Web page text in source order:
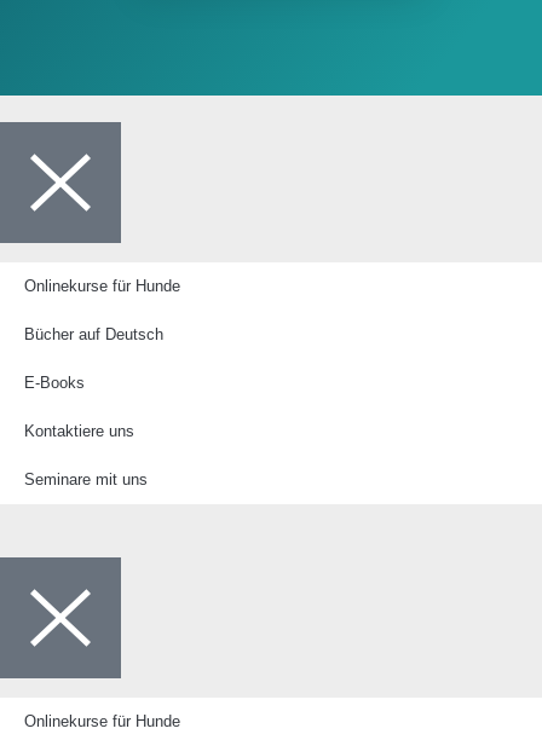
Onlinekurse für Hunde
Bücher auf Deutsch
E-Books
Kontaktiere uns
Seminare mit uns
Onlinekurse für Hunde